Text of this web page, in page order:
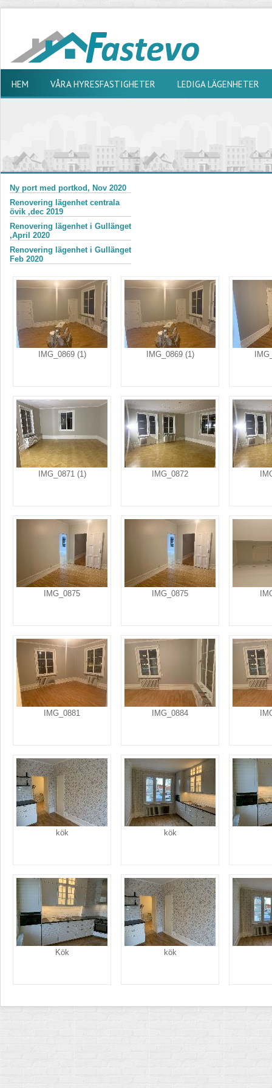
HEM VÅRA HYRESFASTIGHETER LEDIGA LÄGENHETER
Ny port med portkod, Nov 2020
Renovering lägenhet centrala
övik ,dec 2019
Renovering lägenhet i Gullänget
,April 2020
Renovering lägenhet i Gullänget
Feb 2020
IMG_0869 (1) IMG_0869 (1)
IMG_0871 (1) IMG_0872
IMG_0875 IMG_0875
IMG_0881 IMG_0884
kök kök
Kök kök